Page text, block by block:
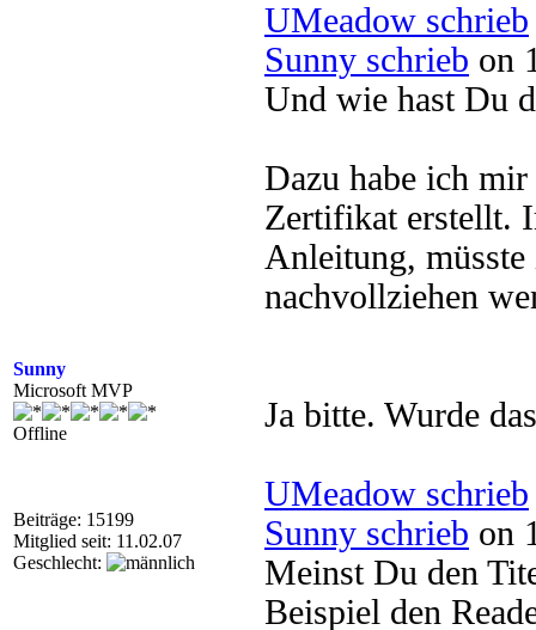
Sunny
Microsoft MVP
Offline
Beiträge: 15199
Mitglied seit: 11.02.07
Geschlecht:
UMeadow schrieb
Sunny schrieb on
Und wie hast Du
Dazu habe ich
Zertifikat erstellt.
Anleitung,
nachvollziehen
Ja bitte. Wurde
UMeadow schrieb
Sunny schrieb on
Meinst Du den
Beispiel den